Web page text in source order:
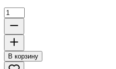
В корзину